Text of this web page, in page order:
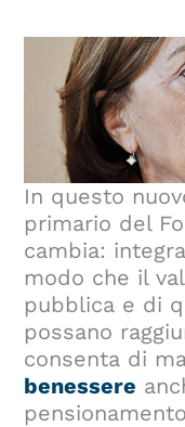
In questo
primario del
cambia:
modo che il
pubblica e di
possano
consenta di
benessere